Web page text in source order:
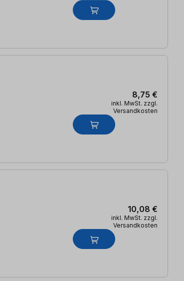
8,75 €
inkl. MwSt. zzgl.
Versandkosten
10,08 €
inkl. MwSt. zzgl.
Versandkosten